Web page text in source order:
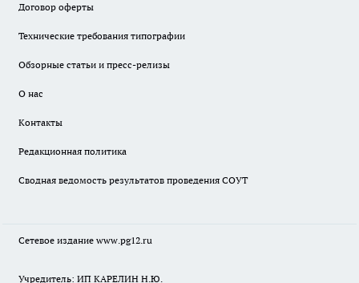
Договор оферты
Технические требования типографии
Обзорные статьи и пресс-релизы
О нас
Контакты
Редакционная политика
Сводная ведомость результатов проведения СОУТ
Сетевое издание www.pg12.ru
Учредитель: ИП КАРЕЛИН Н.Ю.